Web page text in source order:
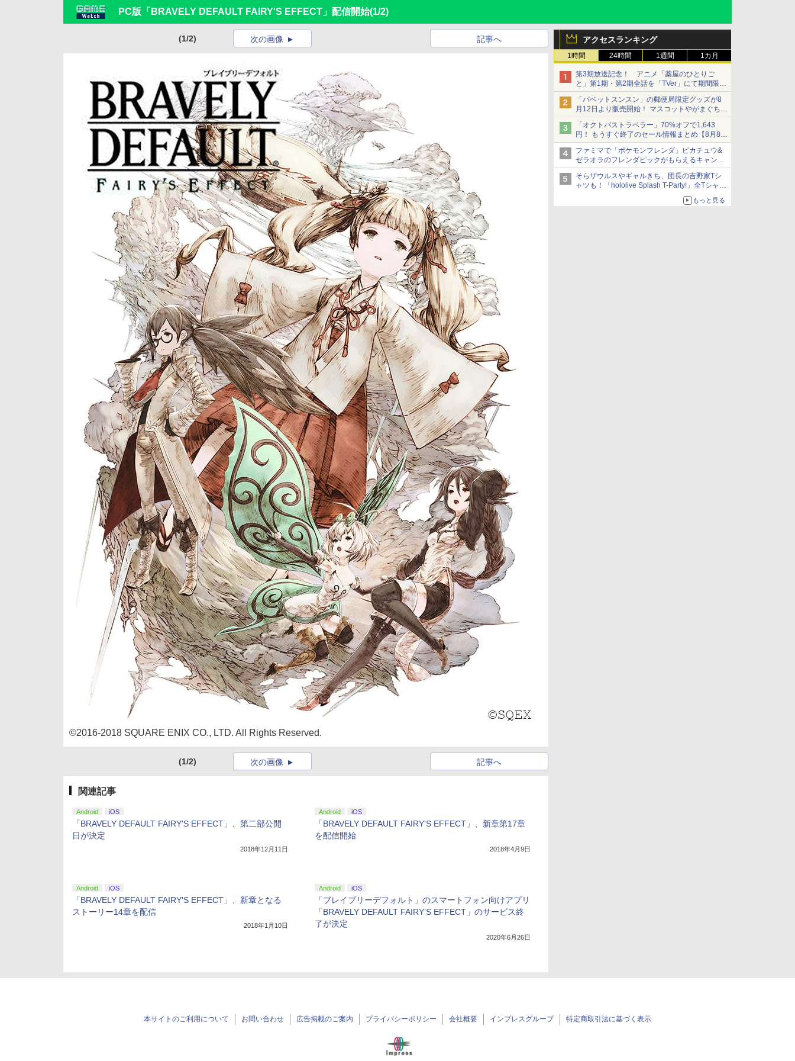
PC版「BRAVELY DEFAULT FAIRY'S EFFECT」配信開始(1/2)
アクセスランキング
1時間 24時間 1週間 1カ月
第3期放送記念！ アニメ「薬屋のひとりご
と」第1期・第2期全話を「TVer」にて期間限定
で順次無料配信開始
「パペットスンスン」の郵便局限定グッズが8
月12日より販売開始！ マスコットやがまぐち、
レターセットなどが登場
「オクトパストラベラー」70%オフで1,643
円！ もうすぐ終了のセール情報まとめ【8月8日
更新】
ニンテンドーeショップでは「大神 絶景版」が
67%オフで990円
ファミマで「ポケモンフレンダ」ピカチュウ&
ゼラオラのフレンダピックがもらえるキャンペ
ーン開催！
そらザウルスやギャルきち、団長の吉野家Tシ
ャツも！「hololive Splash T-Party!」全Tシャツ
ラインナップ公開＆オンライン販売開始
もっと見る
(1/2) 次の画像 記事へ
©2016-2018 SQUARE ENIX CO., LTD. All Rights Reserved.
(1/2) 次の画像 記事へ
関連記事
Android iOS
「BRAVELY DEFAULT FAIRY'S EFFECT」、第二部公開
日が決定
2018年12月11日
Android iOS
「BRAVELY DEFAULT FAIRY'S EFFECT」、新章第17章
を配信開始
2018年4月9日
Android iOS
「BRAVELY DEFAULT FAIRY'S EFFECT」、新章となる
ストーリー14章を配信
2018年1月10日
Android iOS
「ブレイブリーデフォルト」のスマートフォン向けアプリ
「BRAVELY DEFAULT FAIRY’S EFFECT」のサービス終
了が決定
2020年6月26日
本サイトのご利用について お問い合わせ 広告掲載のご案内 プライバシーポリシー 会社概要 インプレスグループ 特定商取引法に基づく表示